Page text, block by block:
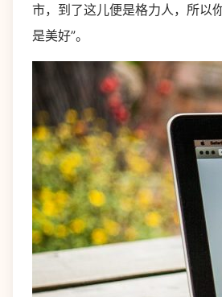
市，到了这儿便是格力人，所以
是美好”。